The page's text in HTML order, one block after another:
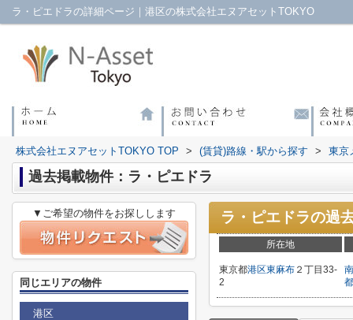
ラ・ピエドラの詳細ページ｜港区の株式会社エヌアセットTOKYO
株式会社エヌアセットTOKYO TOP > (賃貸)路線・駅から探す > 東京
過去掲載物件：ラ・ピエドラ
ラ・ピエドラの過
所在地
東京都港区東麻布 ２丁目33-
2
▼ご希望の物件をお探しします
同じエリアの物件
港区